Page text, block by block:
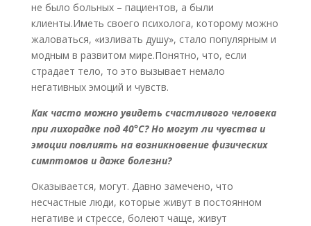
не было больных – пациентов, а были
клиенты.Иметь своего психолога, которому можно
жаловаться, «изливать душу», стало популярным и
модным в развитом мире.Понятно, что, если
страдает тело, то это вызывает немало
негативных эмоций и чувств.
Как часто можно увидеть счастливого человека
при лихорадке под 40°C? Но могут ли чувства и
эмоции повлиять на возникновение физических
симптомов и даже болезни?
Оказывается, могут. Давно замечено, что
несчастные люди, которые живут в постоянном
негативе и стрессе, болеют чаще, живут